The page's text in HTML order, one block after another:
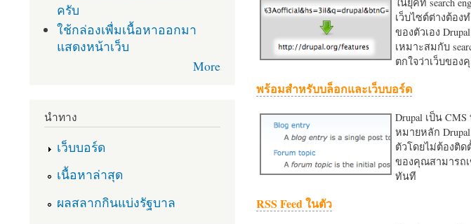
เว็บไซต์ต่างต้องท
ของตัวเอง
เหมาะสมกับ
ตกใจว่าเว็บขอ
พร้อมสำหรับบล็อกและเว็บบอร์ด
Drupal เป็น
หมายหลัก
ตัวโดยไม่ต้องติด
ของคุณสามารถ
ทันที
RSS Feed ในตัว
ครับ
ใช้กล่องเพื่มเนื้อหาออกมา
แสดงหน้าเว็บ
More
นำทาง
เว็บบอร์ด
เนื้อหาล่าสุด
ผลสลากกินแบ่งรัฐบาล